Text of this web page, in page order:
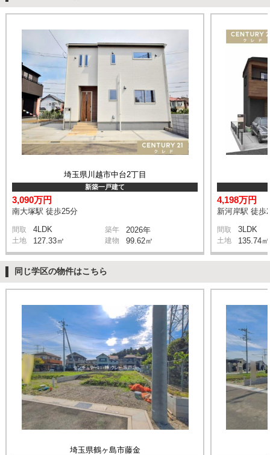
埼玉県川越市中台2丁目
新築一戸建て
3,090万円
南大塚駅 徒歩25分
間取 4LDK 築年 2026年
土地 127.33㎡ 建物 99.62㎡
4,198万円
新河岸駅 徒歩
間取 3LDK
土地 135.74㎡
同じ学区の物件はこちら
埼玉県鶴ヶ島市藤金